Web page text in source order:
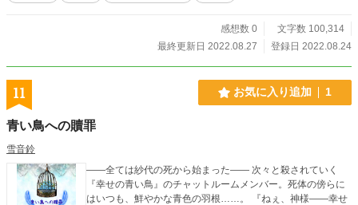
感想数 0
文字数 100,314
最終更新日 2022.08.27
登録日 2022.08.24
11 お気に入り追加 1
青い鳥への贖罪
雪音鈴
――全ては紗代の死から始まった―― 次々と殺されていく
『幸せの青い鳥』のチャットルームメンバー。死体の傍らに
はいつも、鮮やかな青色の羽根……。 『ねぇ、神様――幸せ